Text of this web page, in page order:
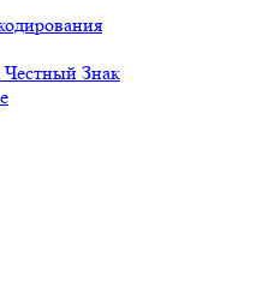
Честный Знак